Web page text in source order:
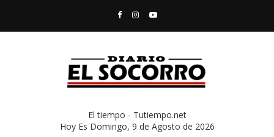
El tiempo - Tutiempo.net
Hoy Es Domingo, 9 de Agosto de 2026